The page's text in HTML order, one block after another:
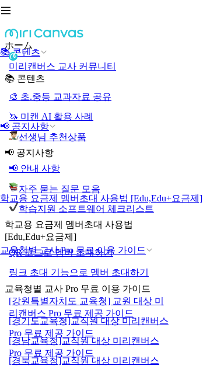
📚 콘텐츠
📢 공지사항
학교용 요금제 멤버초대 사용법 [Edu,Edu+요금제]
교육청별 교사 Pro 무료 이용 가이드
ホーム
미리캔버스 교사 커뮤니티
📚 콘텐츠
🎨 초.중등 교과자료 공유
🦄 미캔 AI 활용 사례
선생님 추천상품
📢 공지사항
📢 안내 사항
자주 묻는 질문 모음
학습지원 소프트웨어 체크리스트
학교용 요금제 멤버초대 사용법
[Edu,Edu+요금제]
QR 코드로 멤버 초대하기
링크 초대 기능으로 멤버 초대하기
교육청별 교사 Pro 무료 이용 가이드
[강원특별자치도 교육청] 교원 대상 미
리캔버스 Pro 무료 제공 가이드
[경기도교육청]교직원 대상 미리캔버스
Pro 무료 제공 가이드
[경남교육청]교직원 대상 미리캔버스
Pro 무료 제공 가이드
[경북교육청]교직원 대상 미리캔버스